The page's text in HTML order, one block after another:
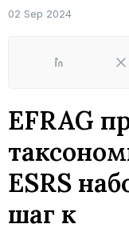
02 Sep 2024
LinkedIn X
EFRAG
ESRS
шаг к